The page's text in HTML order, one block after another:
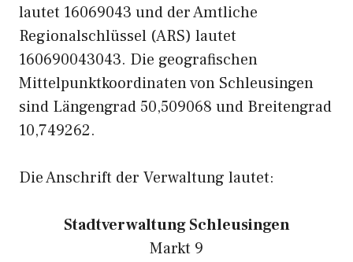
lautet 16069043 und der Amtliche
Regionalschlüssel (ARS) lautet
160690043043. Die geografischen
Mittelpunktkoordinaten von Schleusingen
sind Längengrad 50,509068 und Breitengrad
10,749262.
Die Anschrift der Verwaltung lautet:
Stadtverwaltung Schleusingen
Markt 9